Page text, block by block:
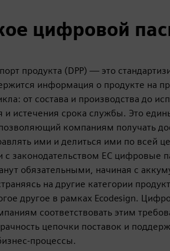
цифровой
продукта (DPP) — это
информация о продукте на
от состава и производства до
и истечения срока службы. Это
компаниям получать
ими и делиться ими по всей
с законодательством ЕС цифровые
обязательными, начиная с
на другие категории
другое в рамках Ecodesign.
соответствовать этим
цепочки поставок и
процессы.